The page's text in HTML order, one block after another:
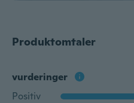
Produktomtaler
vurderinger
Positiv